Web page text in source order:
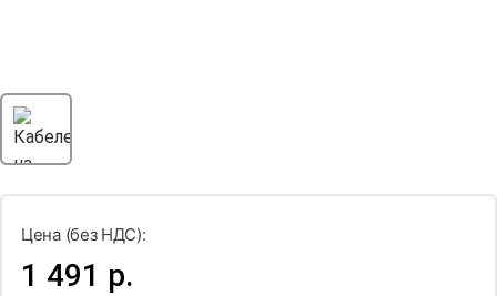
Цена (без НДС):
1 491 р.